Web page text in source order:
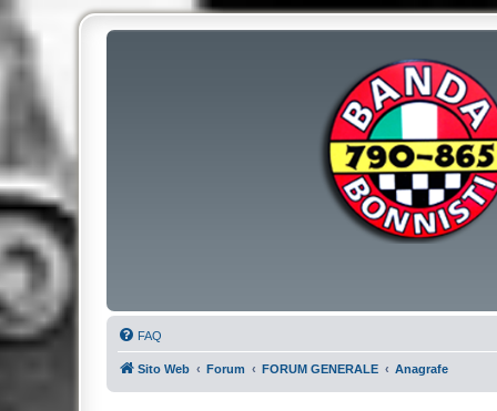
FAQ
Sito Web Forum FORUM GENERALE Anagrafe